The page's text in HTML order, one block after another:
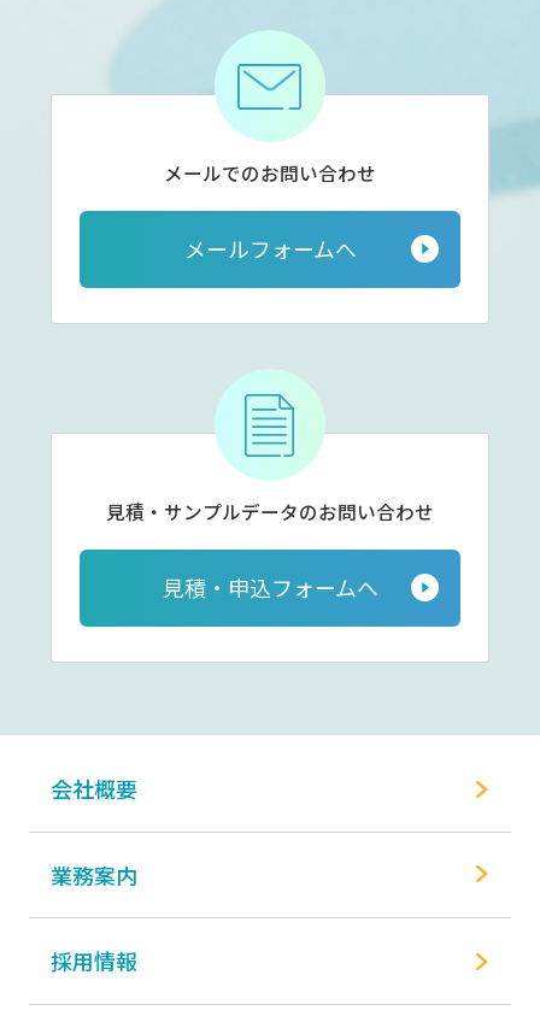
メールでのお問い合わせ
メールフォームへ
見積・サンプルデータのお問い合わせ
見積・申込フォームへ
会社概要
業務案内
採用情報